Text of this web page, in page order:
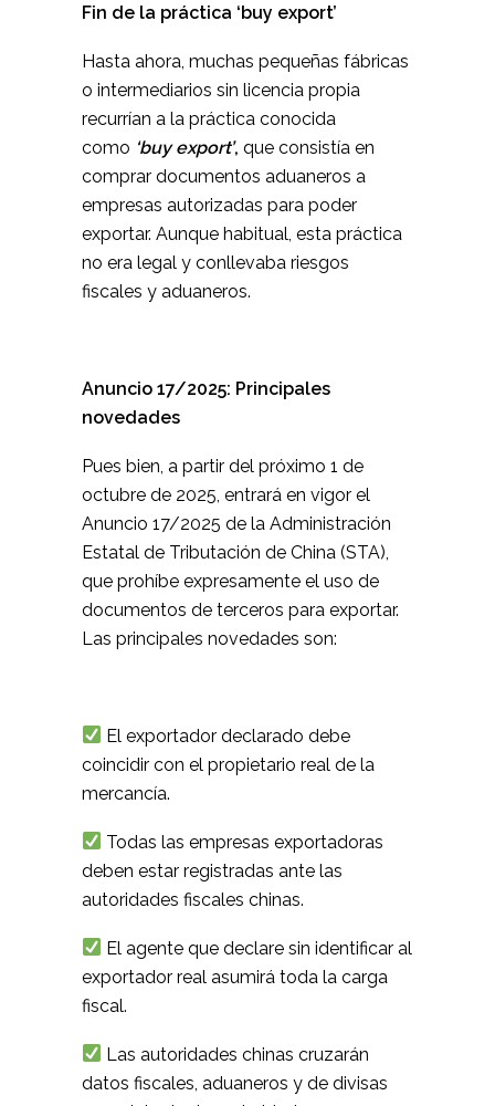
Fin de la práctica ‘buy export’
Hasta ahora, muchas pequeñas fábricas
o intermediarios sin licencia propia
recurrían a la práctica conocida
como ‘buy export’, que consistía en
comprar documentos aduaneros a
empresas autorizadas para poder
exportar. Aunque habitual, esta práctica
no era legal y conllevaba riesgos
fiscales y aduaneros.
Anuncio 17/2025: Principales
novedades
Pues bien, a partir del próximo 1 de
octubre de 2025, entrará en vigor el
Anuncio 17/2025 de la Administración
Estatal de Tributación de China (STA),
que prohíbe expresamente el uso de
documentos de terceros para exportar.
Las principales novedades son:
El exportador declarado debe
coincidir con el propietario real de la
mercancía.
Todas las empresas exportadoras
deben estar registradas ante las
autoridades fiscales chinas.
El agente que declare sin identificar al
exportador real asumirá toda la carga
fiscal.
Las autoridades chinas cruzarán
datos fiscales, aduaneros y de divisas